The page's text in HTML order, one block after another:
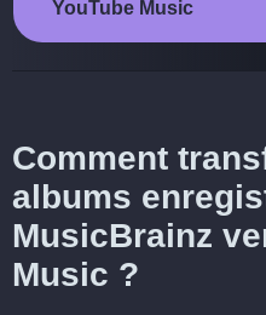
YouTube Music
Comment
albums
MusicBrainz
Music ?